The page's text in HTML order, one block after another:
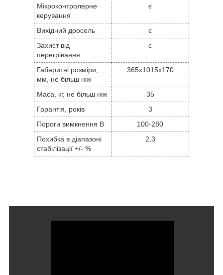
Мікроконтролерне
керування
є
Вихідний дросель
є
Захист від
перегрівання
є
Габаритні розміри,
мм, не більш ніж
365x1015x170
Маса, кг, не більш ніж
35
Гарантія, років
3
Пороги вимкнення В
100-280
Похибка в діапазоні
стабілізації +/- %
2,3